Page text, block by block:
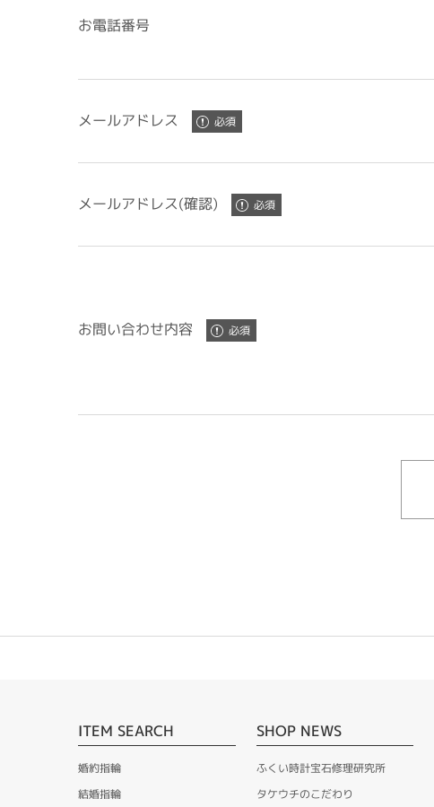
お電話番号
メールアドレス
メールアドレス(確認)
お問い合わせ内容
ITEM SEARCH
婚約指輪
結婚指輪
SHOP NEWS
ふくい時計宝石修理研究所
タケウチのこだわり